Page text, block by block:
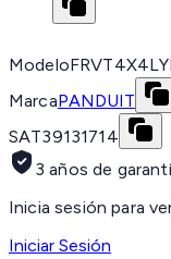
Modelo
MarcaPANDUIT
SAT39131714
3 años de
Inicia sesión para
Iniciar Sesión